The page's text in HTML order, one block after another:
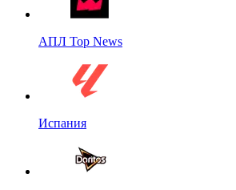
АПЛ Top News
Испания